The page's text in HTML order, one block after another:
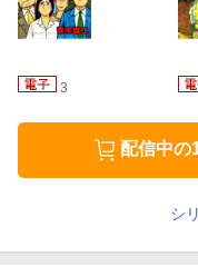
20発目 どちらかが必ず落
23発目 軟禁と監禁の差!
3
配信中の
シ